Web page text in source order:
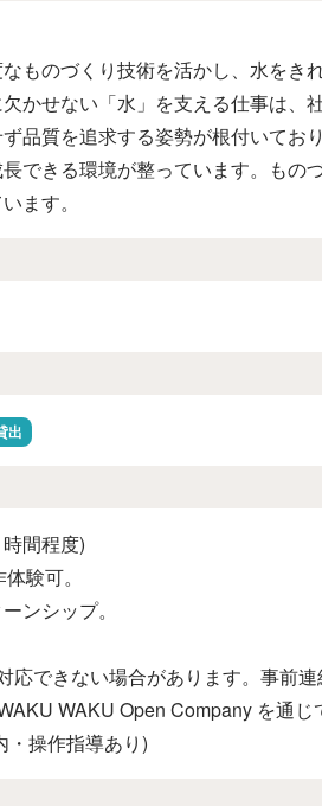
ものづくり技術を活かし、水を
かせない「水」を支える仕事は
品質を追求する姿勢が根付いて
できる環境が整っています。も
ます。
出
間程度)
験可。
ンシップ。
できない場合があります。事前連
WAKU Open Company を通じ
・操作指導あり)